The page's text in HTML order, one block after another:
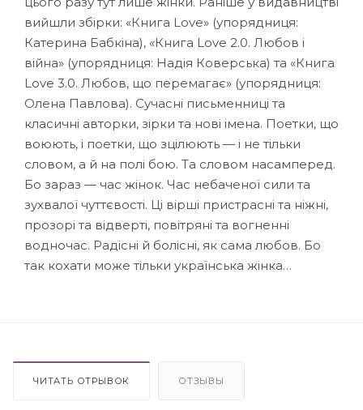
вийшли збірки: «Книга Love» (упорядниця:
Катерина Бабкіна), «Книга Love 2.0. Любов і
війна» (упорядниця: Надія Коверська) та «Книга
Love 3.0. Любов, що перемагає» (упорядниця:
Олена Павлова). Сучасні письменниці та
класичні авторки, зірки та нові імена. Поетки, що
воюють, і поетки, що зцілюють — і не тільки
словом, а й на полі бою. Та словом насамперед.
Бо зараз — час жінок. Час небаченої сили та
зухвалої чуттєвості. Ці вірші пристрасні та ніжні,
прозорі та відверті, повітряні та вогненні
водночас. Радісні й болісні, як сама любов. Бо
так кохати може тільки українська жінка…
ЧИТАТЬ ОТРЫВОК ОТЗЫВЫ